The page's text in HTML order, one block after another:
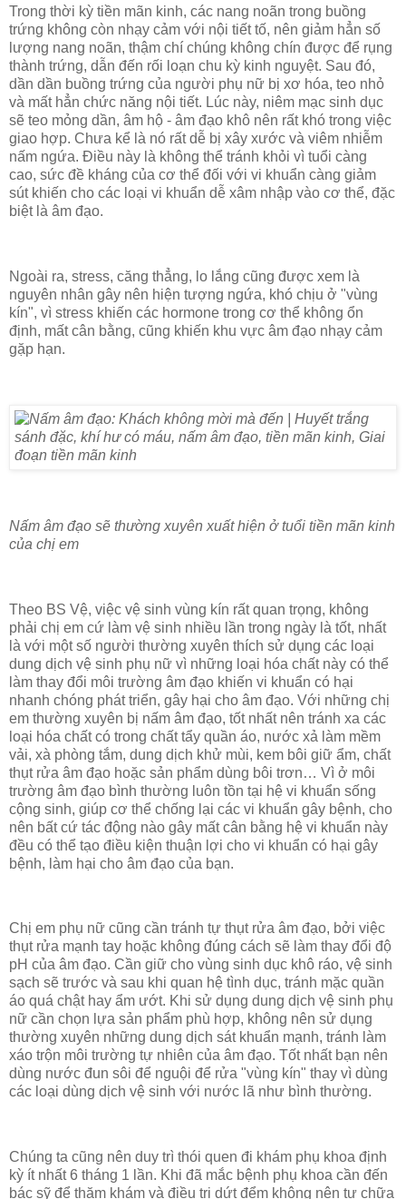
Trong thời kỳ tiền mãn kinh, các nang noãn trong buồng
trứng không còn nhạy cảm với nội tiết tố, nên giảm hẳn số
lượng nang noãn, thậm chí chúng không chín được để rụng
thành trứng, dẫn đến rối loạn chu kỳ kinh nguyệt. Sau đó,
dần dần buồng trứng của người phụ nữ bị xơ hóa, teo nhỏ
và mất hẳn chức năng nội tiết. Lúc này, niêm mạc sinh dục
sẽ teo mỏng dần, âm hộ - âm đạo khô nên rất khó trong việc
giao hợp. Chưa kể là nó rất dễ bị xây xước và viêm nhiễm
nấm ngứa. Điều này là không thể tránh khỏi vì tuổi càng
cao, sức đề kháng của cơ thể đối với vi khuẩn càng giảm
sút khiến cho các loại vi khuẩn dễ xâm nhập vào cơ thể, đặc
biệt là âm đạo.
Ngoài ra, stress, căng thẳng, lo lắng cũng được xem là
nguyên nhân gây nên hiện tượng ngứa, khó chịu ở "vùng
kín", vì stress khiến các hormone trong cơ thể không ổn
định, mất cân bằng, cũng khiến khu vực âm đạo nhạy cảm
gặp hạn.
Nấm âm đạo sẽ thường xuyên xuất hiện ở tuổi tiền mãn kinh
của chị em
Theo BS Vệ, việc vệ sinh vùng kín rất quan trọng, không
phải chị em cứ làm vệ sinh nhiều lần trong ngày là tốt, nhất
là với một số người thường xuyên thích sử dụng các loại
dung dịch vệ sinh phụ nữ vì những loại hóa chất này có thể
làm thay đổi môi trường âm đạo khiến vi khuẩn có hại
nhanh chóng phát triển, gây hại cho âm đạo. Với những chị
em thường xuyên bị nấm âm đạo, tốt nhất nên tránh xa các
loại hóa chất có trong chất tẩy quần áo, nước xả làm mềm
vải, xà phòng tắm, dung dịch khử mùi, kem bôi giữ ẩm, chất
thụt rửa âm đạo hoặc sản phẩm dùng bôi trơn… Vì ở môi
trường âm đạo bình thường luôn tồn tại hệ vi khuẩn sống
cộng sinh, giúp cơ thể chống lại các vi khuẩn gây bệnh, cho
nên bất cứ tác động nào gây mất cân bằng hệ vi khuẩn này
đều có thể tạo điều kiện thuận lợi cho vi khuẩn có hại gây
bệnh, làm hại cho âm đạo của bạn.
Chị em phụ nữ cũng cần tránh tự thụt rửa âm đạo, bởi việc
thụt rửa mạnh tay hoặc không đúng cách sẽ làm thay đổi độ
pH của âm đạo. Cần giữ cho vùng sinh dục khô ráo, vệ sinh
sạch sẽ trước và sau khi quan hệ tình dục, tránh mặc quần
áo quá chật hay ẩm ướt. Khi sử dụng dung dịch vệ sinh phụ
nữ cần chọn lựa sản phẩm phù hợp, không nên sử dụng
thường xuyên những dung dịch sát khuẩn mạnh, tránh làm
xáo trộn môi trường tự nhiên của âm đạo. Tốt nhất bạn nên
dùng nước đun sôi để nguội để rửa "vùng kín" thay vì dùng
các loại dùng dịch vệ sinh với nước lã như bình thường.
Chúng ta cũng nên duy trì thói quen đi khám phụ khoa định
kỳ ít nhất 6 tháng 1 lần. Khi đã mắc bệnh phụ khoa cần đến
bác sỹ để thăm khám và điều trị dứt đểm không nên tự chữa